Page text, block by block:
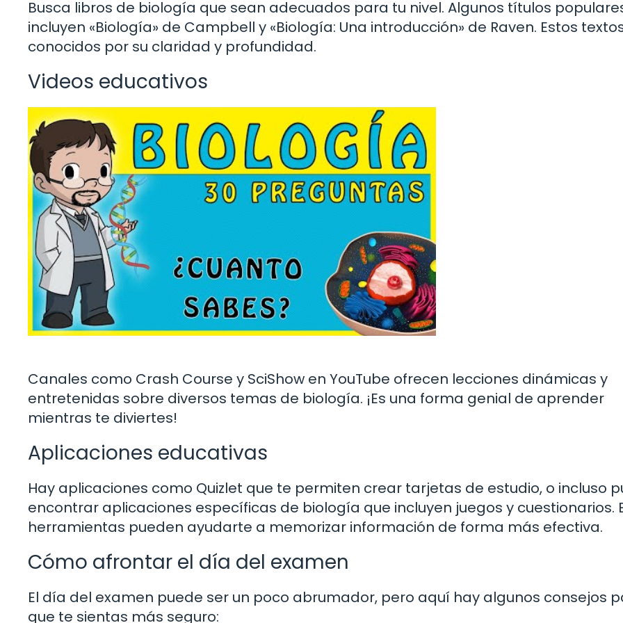
Busca libros de biología que sean adecuados para tu nivel. Algunos títulos
incluyen «Biología» de Campbell y «Biología: Una introducción» de Raven. Estos
conocidos por su claridad y profundidad.
Videos educativos
Canales como Crash Course y SciShow en YouTube ofrecen lecciones dinámicas y
entretenidas sobre diversos temas de biología. ¡Es una forma genial de aprender
mientras te diviertes!
Aplicaciones educativas
Hay aplicaciones como Quizlet que te permiten crear tarjetas de estudio, o incluso
encontrar aplicaciones específicas de biología que incluyen juegos y cuestionarios.
herramientas pueden ayudarte a memorizar información de forma más efectiva.
Cómo afrontar el día del examen
El día del examen puede ser un poco abrumador, pero aquí hay algunos consejos
que te sientas más seguro: